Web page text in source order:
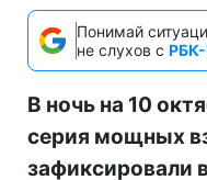
Понимай
не слухов с РБК-
В ночь на 10
серия мощных
зафиксировали